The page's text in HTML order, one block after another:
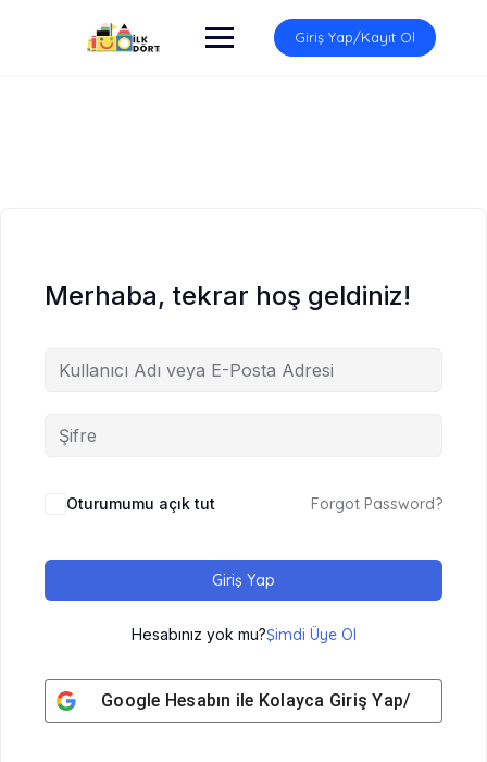
Giriş Yap/Kayıt Ol
Merhaba, tekrar hoş geldiniz!
Oturumumu açık tut Forgot Password?
Giriş Yap
Hesabınız yok mu?Şimdi Üye Ol
Google Hesabın ile Kolayca Giriş Yap/ Üye Ol